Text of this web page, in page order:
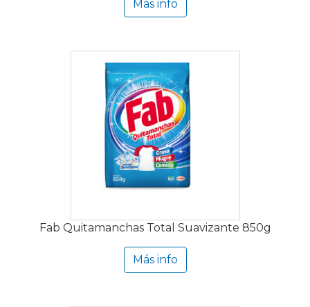
Más info
Fab Quitamanchas Total Suavizante 850g
Más info